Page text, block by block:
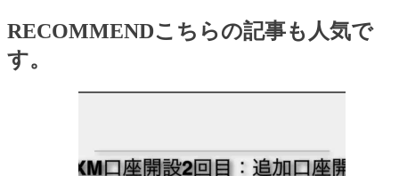
RECOMMENDこちらの記事も人気で
す。